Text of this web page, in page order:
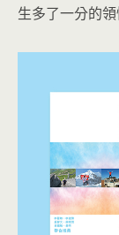
生多了一分的